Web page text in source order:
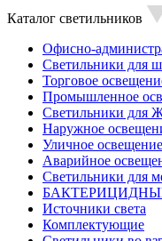
Каталог светильников
Офисно-
Светильники для
Торговое
Промышленное
Светильники для
Наружное
Уличное освещение
Аварийное
Светильники для
Источники света
Комплектующие